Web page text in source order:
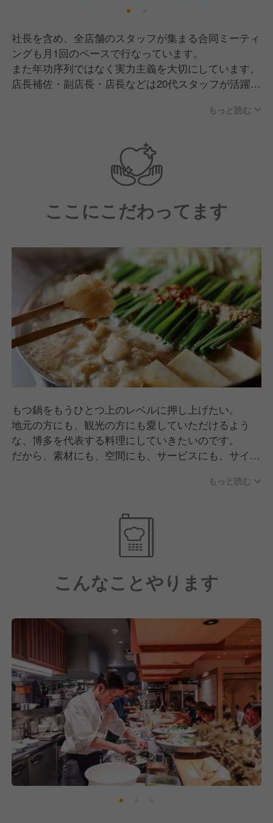
社長を含め、全店舗のスタッフが集まる合同ミーティ
ングも月1回のペースで行なっています。
また年功序列ではなく実力主義を大切にしています。
店長補佐・副店長・店長などは20代スタッフが活躍
ャー、副料理長、総料理長、通販事業部門のスタッ
もっと読む
ここにこだわってます
もつ鍋をもうひとつ上のレベルに押し上げたい。
地元の方にも、観光の方にも愛していただけるよう
な、博多を代表する料理にしていきたいのです。
だから、素材にも、空間にも、サービスにも、サイド
人気に甘えず、料理としての質を追いつづける。その
それが、もつ鍋のこれからを作っていく前田屋のここ
もっと読む
こんなことやります